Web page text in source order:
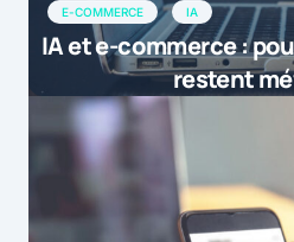
E-COMMERCE IA
IA et e-commerce :
restent